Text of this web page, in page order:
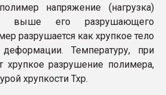
напряжение (нагрузка)
выше его разрушающего
разрушается как хрупкое тело
Температуру, при
хрупкое разрушение полимера,
хрупкости Тхр.